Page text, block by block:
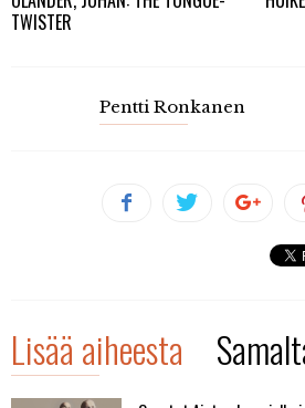
TWISTER
Pentti Ronkanen
Lisää aiheesta